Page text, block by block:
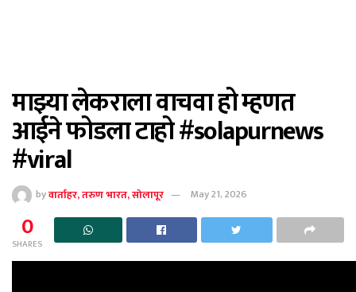
माझ्या लेकराला वाचवा हो म्हणत
आईने फोडला टाहो #solapurnews
#viral
byवार्ताहर, तरुण भारत, सोलापूर May 21, 2026
0
SHARES